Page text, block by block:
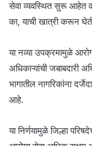
सेवा व्यवस्थित सुरू आहेत
का, याची खात्री करून
या नव्या उपक्रमामुळे
अधिकाऱ्यांची जबाबदारी
भागातील नागरिकांना
आहे.
या निर्णयामुळे जिल्हा